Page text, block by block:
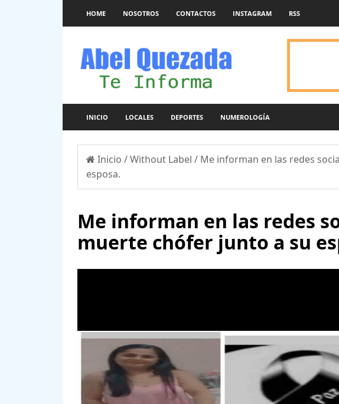
HOME NOSOTROS CONTACTOS INSTAGRAM RSS
INICIO LOCALES DEPORTES NUMEROLOGÍA
Inicio /Without Label / Me informan en las redes
esposa.
Me informan en las redes
muerte chófer junto a su